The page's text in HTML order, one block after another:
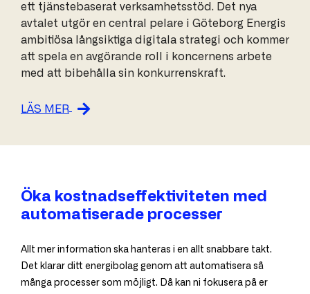
ett tjänstebaserat verksamhetsstöd. Det nya
avtalet utgör en central pelare i Göteborg Energis
ambitiösa långsiktiga digitala strategi och kommer
att spela en avgörande roll i koncernens arbete
med att bibehålla sin konkurrenskraft.
LÄS MER
Öka kostnadseffektiviteten med
automatiserade processer
Allt mer information ska hanteras i en allt snabbare takt.
Det klarar ditt energibolag genom att automatisera så
många processer som möjligt. Då kan ni fokusera på er